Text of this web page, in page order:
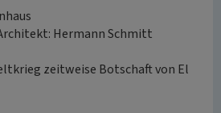
Hermann Schmitt
zeitweise Botschaft von El